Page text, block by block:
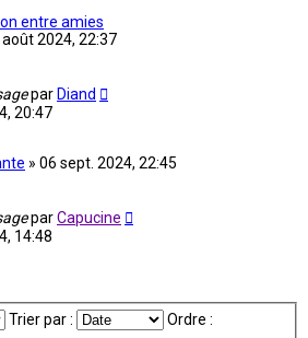
entre amies
2024, 22:37
par Diand
20:47
» 06 sept. 2024, 22:45
parCapucine
14:48
Trier par : Ordre :